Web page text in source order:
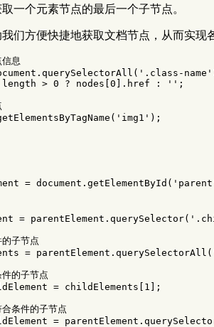
取一个元素节点的最后一个子节点。
们方便快捷地获取文档节点，从而实现
息
. querySelectorAll ( ' .class-name '
length > 0 ? nodes [0 ]. href : '' ;
( ' img1 ' );
= document . getElementById ( ' parent
= parentElement . querySelector( '
子节点
= parentElement . querySelectorAll (
的子节点
= childElements [ 1 ];
条件的子节点
= parentElement .